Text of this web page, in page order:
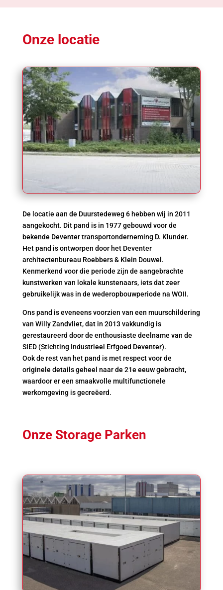
Onze locatie
De locatie aan de Duurstedeweg 6 hebben wij in 2011
aangekocht. Dit pand is in 1977 gebouwd voor de
bekende Deventer transportonderneming D. Klunder.
Het pand is ontworpen door het Deventer
architectenbureau Roebbers & Klein Douwel.
Kenmerkend voor die periode zijn de aangebrachte
kunstwerken van lokale kunstenaars, iets dat zeer
gebruikelijk was in de wederopbouwperiode na WOII.
Ons pand is eveneens voorzien van een muurschildering
van Willy Zandvliet, dat in 2013 vakkundig is
gerestaureerd door de enthousiaste deelname van de
SIED(Stichting Industrieel Erfgoed Deventer).
Ook de rest van het pand is met respect voor de
originele details geheel naar de 21e eeuw gebracht,
waardoor er een smaakvolle multifunctionele
werkomgeving is gecreëerd.
Onze Storage Parken